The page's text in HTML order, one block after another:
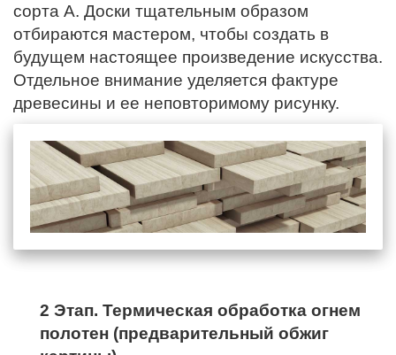
сорта А. Доски тщательным образом
отбираются мастером, чтобы создать в
будущем настоящее произведение искусства.
Отдельное внимание уделяется фактуре
древесины и ее неповторимому рисунку.
2 Этап. Термическая обработка огнем
полотен (предварительный обжиг